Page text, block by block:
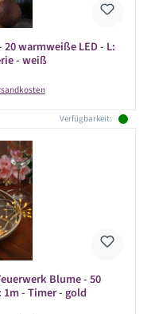
warmweiße LED - L:
- weiß
Verfügbarkeit:
Blume - 50
1m - Timer - gold